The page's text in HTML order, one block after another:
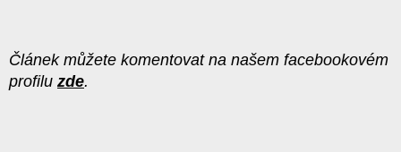
Článek můžete komentovat na našem facebookovém
profilu zde.